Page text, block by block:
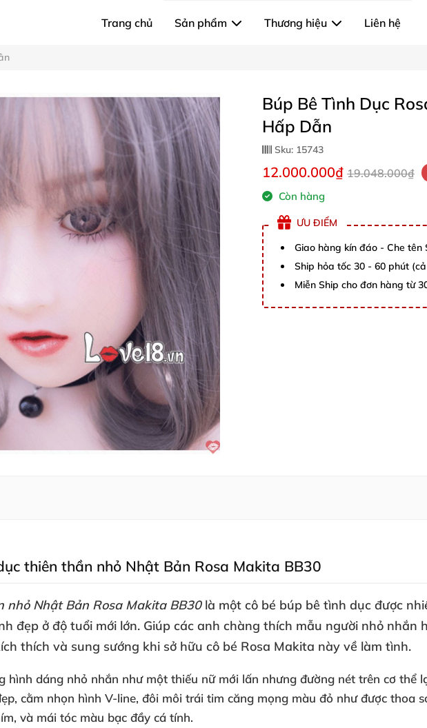
Trang chủ Sản phẩm Thương hiệu Liên hệ
Búp Bê Tình Dục
Hấp Dẫn
Sku: 15743
12.000.000₫ 19.048.000₫
Còn hàng
ƯU ĐIỂM
Giao hàng kín đáo - Che tên
Ship hỏa tốc 30 - 60 phút (cả
Miễn Ship cho đơn hàng từ
thiên thần nhỏ Nhật Bản Rosa Makita BB30
Nhật Bản Rosa Makita BB30là một cô bé búp bê tình dục được
đẹp ở độ tuổi mới lớn. Giúp các anh chàng thích mẫu người nhỏ nhắn
thích và sung sướng khi sở hữu cô bé Rosa Makita này về làm tình.
hình dáng nhỏ nhắn như một thiếu nữ mới lấn nhưng đường nét trên cơ thể
, cằm nhọn hình V-line, đôi môi trái tim căng mọng màu đỏ nhưđược thoa
, và mái tóc màu bạc đầy cá tính.